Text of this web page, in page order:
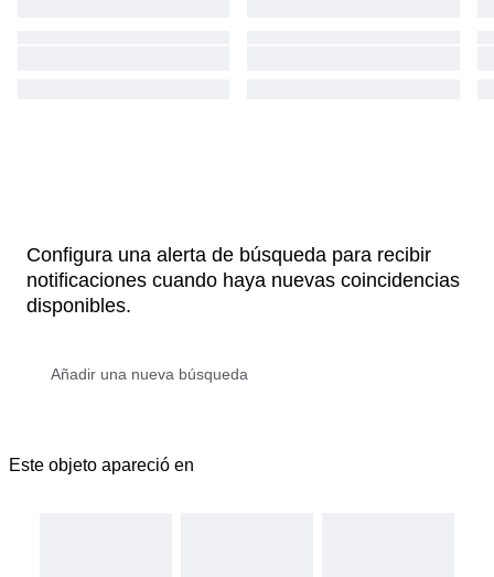
Configura una alerta de búsqueda para recibir
notificaciones cuando haya nuevas coincidencias
disponibles.
Este objeto apareció en